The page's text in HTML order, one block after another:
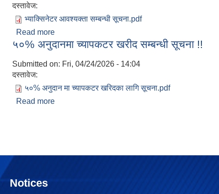
दस्तावेज:
भ्याक्सिनेटर आवश्यक्ता सम्बन्धी सूचना.pdf
Read more
५०% अनुदानमा च्यापकटर खरीद सम्बन्धी सूचना !!
Submitted on: Fri, 04/24/2026 - 14:04
दस्तावेज:
५०% अनुदान मा च्यापकटर खरिदका लागि सूचना.pdf
Read more
Notices